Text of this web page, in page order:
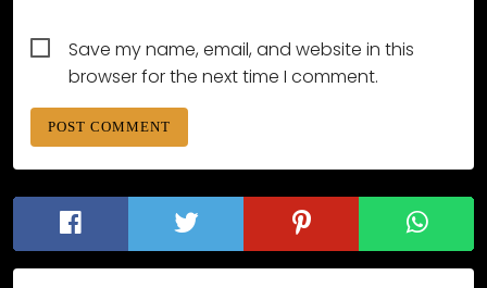
Save my name, email, and website in this
browser for the next time I comment.